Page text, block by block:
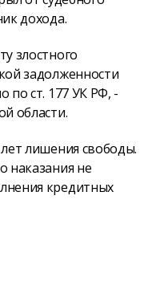
дохода.
злостного
задолженности
по ст. 177 УК РФ, -
области.
лишения свободы.
наказания не
кредитных